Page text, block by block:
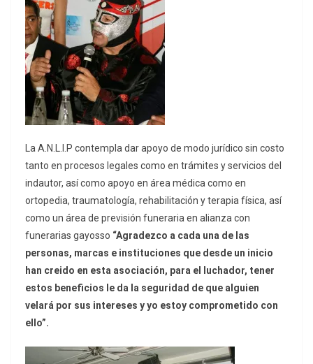
La A.N.L.I.P contempla dar apoyo de modo jurídico sin costo
tanto en procesos legales como en trámites y servicios del
indautor, así como apoyo en área médica como en
ortopedia, traumatología, rehabilitación y terapia física, así
como un área de previsión funeraria en alianza con
funerarias gayosso “Agradezco a cada una de las
personas, marcas e instituciones que desde un inicio
han creido en esta asociación, para el luchador, tener
estos beneficios le da la seguridad de que alguien
velará por sus intereses y yo estoy comprometido con
ello”.